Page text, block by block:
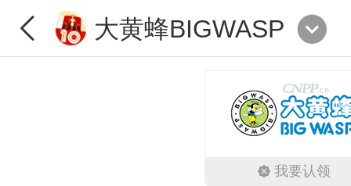
大黄蜂BIGWASP
我要认领